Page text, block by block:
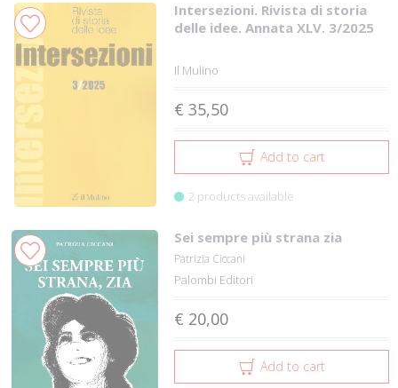
Intersezioni. Rivista di storia
delle idee. Annata XLV. 3/2025
Il Mulino
€ 35,50
Add to cart
2 products available
Sei sempre più strana zia
Patrizia Ciccani
Palombi Editori
€ 20,00
Add to cart